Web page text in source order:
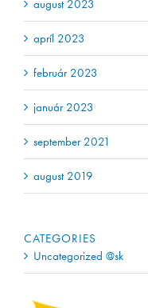
august 2023
apríl 2023
február 2023
január 2023
september 2021
august 2019
CATEGORIES
Uncategorized @sk